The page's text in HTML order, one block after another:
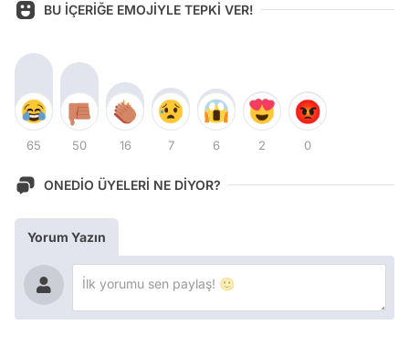
BU İÇERİĞE EMOJİYLE TEPKİ VER!
65 50 16 7 6 2 0
ONEDİO ÜYELERİ NE DİYOR?
Yorum Yazın